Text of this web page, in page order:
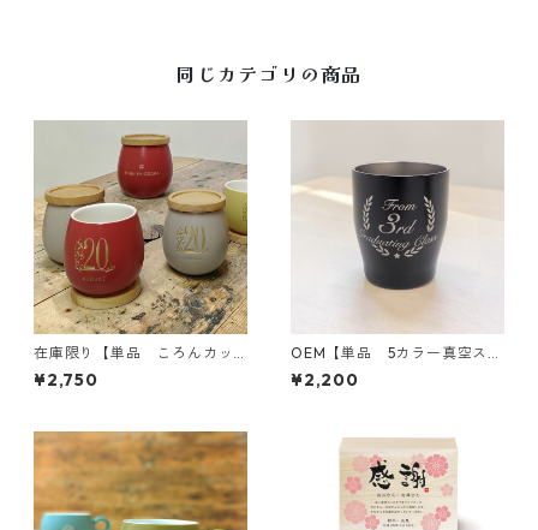
同じカテゴリの商品
在庫限り【単品 ころんカッ
プ】誕生祝｜全6色｜木のコー
スター付き｜名入れ｜プレゼ
¥2,750
OEM【単品 5カラー真空ステ
ンレスカラータンブラー350
10個〜】卒業記念｜メッセー
¥2,200